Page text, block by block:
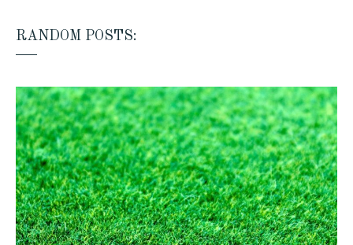
RANDOM POSTS: